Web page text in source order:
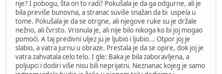
nje? I pobogu, šta on to radi? Pokušala je da ga odgurne, ali je
bila previše bunovna, a stranac suviše snažan da bi uspela u
tome. Pokušala je da se otrgne, ali njegove ruke su je držale
nežno, ali čvrsto. Vrisnula je, ali nije bilo nikoga ko bi joj mogao
pomoći. A taj predivni uljez ju je ljubio i ljubio... Otpor joj je
slabio, a vatra jurnu u obraze. Prestala je da se opire, dok joj je
vatra zahvatala celo telo. I gle: Baka je bila zaboravljena, a
poljupci i dodiri više nisu bili neprijatni. Neznanac kojeg je samo